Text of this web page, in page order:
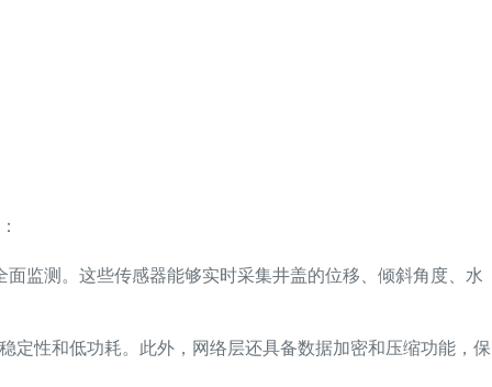
监测。这些传感器能够实时采集井盖的位移、倾斜角度、水
定性和低功耗。此外，网络层还具备数据加密和压缩功能，保